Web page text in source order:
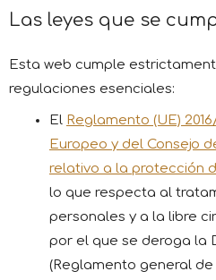
Las leyes que se
Esta web cumple
regulaciones esenciales:
El Reglamento (UE)
Europeo y del Consejo
relativo a la protección
lo que respecta al
personales y a la libre
por el que se deroga la
(Reglamento general